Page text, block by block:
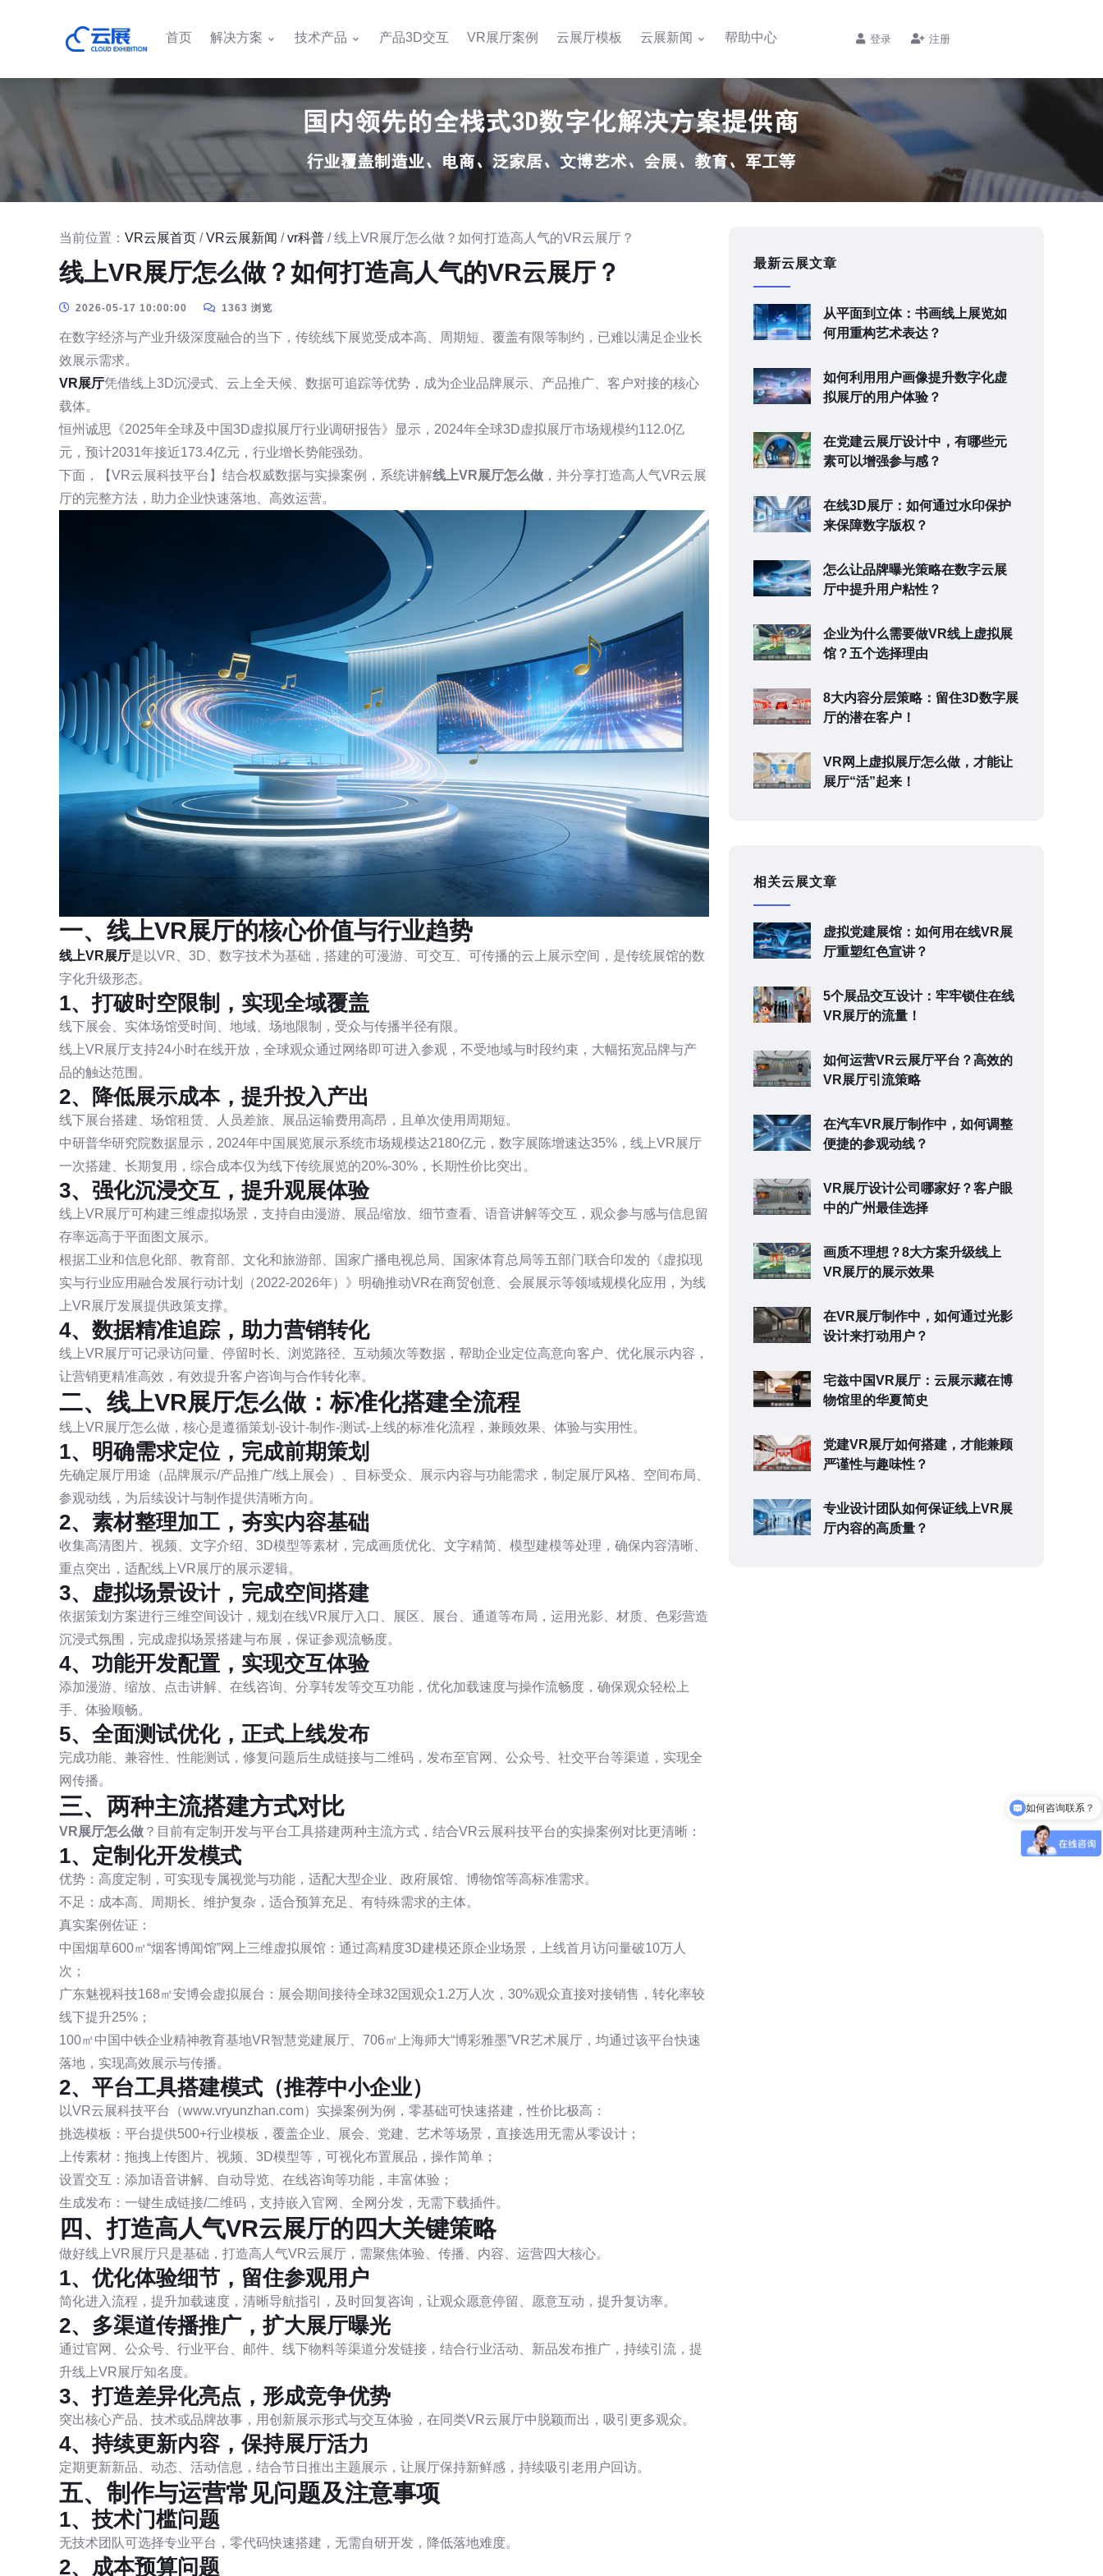
首页 解决方案 技术产品 产品3D交互 VR展厅案例 云展厅模板 云展新闻 帮助中心 登录 注册
当前位置： VR云展首页 /VR云展新闻 /vr科普 / 线上VR展厅怎么做？如何打造高人气的VR云展厅？
线上VR展厅怎么做？如何打造高人气的VR云展厅？
2026-05-17 10:00:00 1363 浏览
在数字经济与产业升级深度融合的当下，传统线下展览受成本高、周期短、覆盖有限等制约，已难以满足企业长
效展示需求。
VR展厅凭借线上3D沉浸式、云上全天候、数据可追踪等优势，成为企业品牌展示、产品推广、客户对接的核心
载体。
恒州诚思《2025年全球及中国3D虚拟展厅行业调研报告》显示，2024年全球3D虚拟展厅市场规模约112.0亿
元，预计2031年接近173.4亿元，行业增长势能强劲。
下面，【VR云展科技平台】结合权威数据与实操案例，系统讲解线上VR展厅怎么做 ，并分享打造高人气VR云展
厅的完整方法，助力企业快速落地、高效运营。
一、线上VR展厅的核心价值与行业趋势
线上VR展厅是以VR、3D、数字技术为基础，搭建的可漫游、可交互、可传播的云上展示空间，是传统展馆的数
字化升级形态。
1、打破时空限制，实现全域覆盖
线下展会、实体场馆受时间、地域、场地限制，受众与传播半径有限。
线上VR展厅支持24小时在线开放，全球观众通过网络即可进入参观，不受地域与时段约束，大幅拓宽品牌与产
品的触达范围。
2、降低展示成本，提升投入产出
线下展台搭建、场馆租赁、人员差旅、展品运输费用高昂，且单次使用周期短。
中研普华研究院数据显示，2024年中国展览展示系统市场规模达2180亿元，数字展陈增速达35%，线上VR展厅
一次搭建、长期复用，综合成本仅为线下传统展览的20%-30%，长期性价比突出。
3、强化沉浸交互，提升观展体验
线上VR展厅可构建三维虚拟场景，支持自由漫游、展品缩放、细节查看、语音讲解等交互，观众参与感与信息留
存率远高于平面图文展示。
根据工业和信息化部、教育部、文化和旅游部、国家广播电视总局、国家体育总局等五部门联合印发的《虚拟现
实与行业应用融合发展行动计划（2022-2026年）》明确推动VR在商贸创意、会展展示等领域规模化应用，为线
上VR展厅发展提供政策支撑。
4、数据精准追踪，助力营销转化
线上VR展厅可记录访问量、停留时长、浏览路径、互动频次等数据，帮助企业定位高意向客户、优化展示内容，
让营销更精准高效，有效提升客户咨询与合作转化率。
二、线上VR展厅怎么做：标准化搭建全流程
线上VR展厅怎么做，核心是遵循策划-设计-制作-测试-上线的标准化流程，兼顾效果、体验与实用性。
1、明确需求定位，完成前期策划
先确定展厅用途（品牌展示/产品推广/线上展会）、目标受众、展示内容与功能需求，制定展厅风格、空间布局、
参观动线，为后续设计与制作提供清晰方向。
2、素材整理加工，夯实内容基础
收集高清图片、视频、文字介绍、3D模型等素材，完成画质优化、文字精简、模型建模等处理，确保内容清晰、
重点突出，适配线上VR展厅的展示逻辑。
3、虚拟场景设计，完成空间搭建
依据策划方案进行三维空间设计，规划在线VR展厅入口、展区、展台、通道等布局，运用光影、材质、色彩营造
沉浸式氛围，完成虚拟场景搭建与布展，保证参观流畅度。
4、功能开发配置，实现交互体验
添加漫游、缩放、点击讲解、在线咨询、分享转发等交互功能，优化加载速度与操作流畅度，确保观众轻松上
手、体验顺畅。
5、全面测试优化，正式上线发布
完成功能、兼容性、性能测试，修复问题后生成链接与二维码，发布至官网、公众号、社交平台等渠道，实现全
网传播。
三、两种主流搭建方式对比
VR展厅怎么做 ？目前有定制开发与平台工具搭建两种主流方式，结合VR云展科技平台的实操案例对比更清晰：
1、定制化开发模式
优势：高度定制，可实现专属视觉与功能，适配大型企业、政府展馆、博物馆等高标准需求。
不足：成本高、周期长、维护复杂，适合预算充足、有特殊需求的主体。
真实案例佐证：
中国烟草600㎡“烟客博闻馆”网上三维虚拟展馆：通过高精度3D建模还原企业场景，上线首月访问量破10万人
次；
广东魅视科技168㎡安博会虚拟展台：展会期间接待全球32国观众1.2万人次，30%观众直接对接销售，转化率较
线下提升25%；
100㎡中国中铁企业精神教育基地VR智慧党建展厅、706㎡上海师大“博彩雅墨”VR艺术展厅，均通过该平台快速
落地，实现高效展示与传播。
2、平台工具搭建模式（推荐中小企业）
以VR云展科技平台（www.vryunzhan.com）实操案例为例，零基础可快速搭建，性价比极高：
挑选模板：平台提供500+行业模板，覆盖企业、展会、党建、艺术等场景，直接选用无需从零设计；
上传素材：拖拽上传图片、视频、3D模型等，可视化布置展品，操作简单；
设置交互：添加语音讲解、自动导览、在线咨询等功能，丰富体验；
生成发布：一键生成链接/二维码，支持嵌入官网、全网分发，无需下载插件。
四、打造高人气VR云展厅的四大关键策略
做好线上VR展厅只是基础，打造高人气VR云展厅，需聚焦体验、传播、内容、运营四大核心。
1、优化体验细节，留住参观用户
简化进入流程，提升加载速度，清晰导航指引，及时回复咨询，让观众愿意停留、愿意互动，提升复访率。
2、多渠道传播推广，扩大展厅曝光
通过官网、公众号、行业平台、邮件、线下物料等渠道分发链接，结合行业活动、新品发布推广，持续引流，提
升线上VR展厅知名度。
3、打造差异化亮点，形成竞争优势
突出核心产品、技术或品牌故事，用创新展示形式与交互体验，在同类VR云展厅中脱颖而出，吸引更多观众。
4、持续更新内容，保持展厅活力
定期更新新品、动态、活动信息，结合节日推出主题展示，让展厅保持新鲜感，持续吸引老用户回访。
五、制作与运营常见问题及注意事项
1、技术门槛问题
无技术团队可选择专业平台，零代码快速搭建，无需自研开发，降低落地难度。
2、成本预算问题
最新云展文章
从平面到立体：书画线上展览如
何用重构艺术表达？
如何利用用户画像提升数字化虚
拟展厅的用户体验？
在党建云展厅设计中，有哪些元
素可以增强参与感？
在线3D展厅：如何通过水印保护
来保障数字版权？
怎么让品牌曝光策略在数字云展
厅中提升用户粘性？
企业为什么需要做VR线上虚拟展
馆？五个选择理由
8大内容分层策略：留住3D数字展
厅的潜在客户！
VR网上虚拟展厅怎么做，才能让
展厅“活”起来！
相关云展文章
虚拟党建展馆：如何用在线VR展
厅重塑红色宣讲？
5个展品交互设计：牢牢锁住在线
VR展厅的流量！
如何运营VR云展厅平台？高效的
VR展厅引流策略
在汽车VR展厅制作中，如何调整
便捷的参观动线？
VR展厅设计公司哪家好？客户眼
中的广州最佳选择
画质不理想？8大方案升级线上
VR展厅的展示效果
在VR展厅制作中，如何通过光影
设计来打动用户？
宅兹中国VR展厅：云展示藏在博
物馆里的华夏简史
党建VR展厅如何搭建，才能兼顾
严谨性与趣味性？
专业设计团队如何保证线上VR展
厅内容的高质量？
可以介绍下你们的产品么